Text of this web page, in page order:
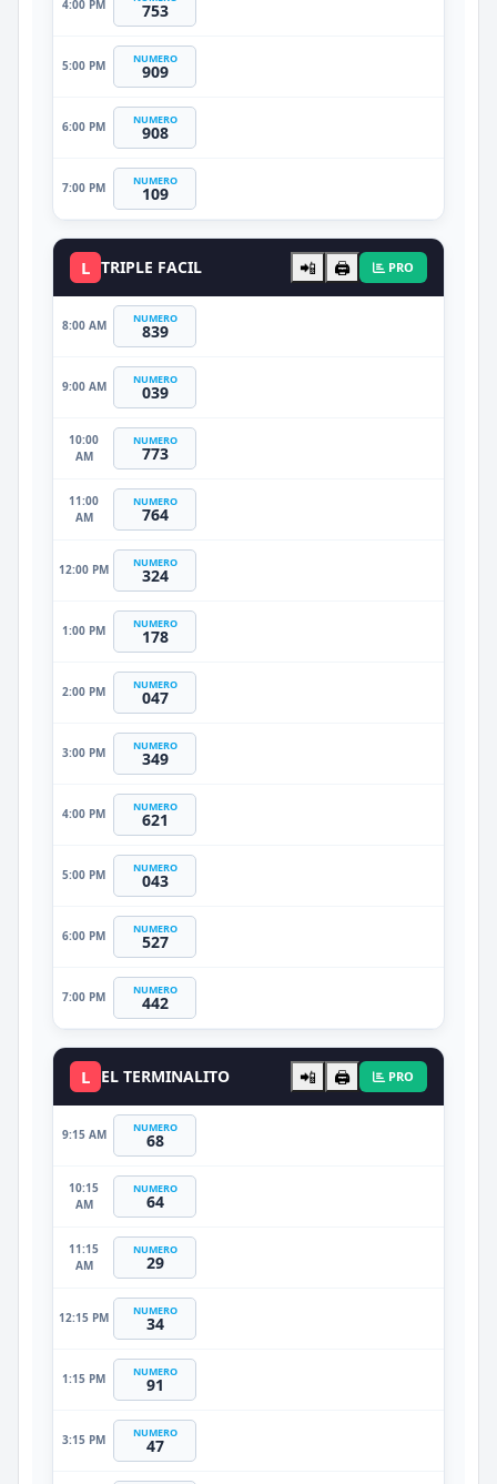
4:00 PM 753
5:00 PM NUMERO
909
6:00 PM NUMERO
908
7:00 PM NUMERO
109
L TRIPLE FACIL 📲 🖨️ PRO
8:00 AM NUMERO
839
9:00 AM NUMERO
039
10:00
AM
NUMERO
773
11:00
AM
NUMERO
764
12:00 PM NUMERO
324
1:00 PM NUMERO
178
2:00 PM NUMERO
047
3:00 PM NUMERO
349
4:00 PM NUMERO
621
5:00 PM NUMERO
043
6:00 PM NUMERO
527
7:00 PM NUMERO
442
L EL TERMINALITO 📲 🖨️ PRO
9:15 AM NUMERO
68
10:15
AM
NUMERO
64
11:15
AM
NUMERO
29
12:15 PM NUMERO
34
1:15 PM NUMERO
91
3:15 PM NUMERO
47